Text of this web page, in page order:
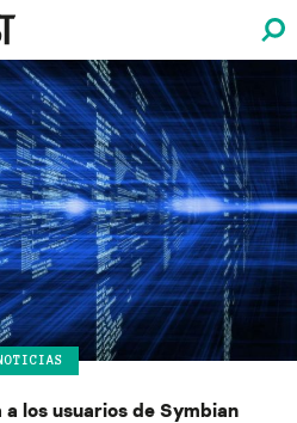
los usuarios de Symbian